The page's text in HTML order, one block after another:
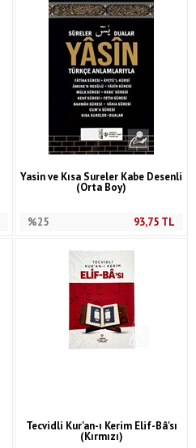
Yasin ve Kısa Sureler Kabe Desenli
(Orta Boy)
%25 93,75 TL
Tecvidli Kur'an-ı Kerim Elif-Bâ'sı
(Kırmızı)